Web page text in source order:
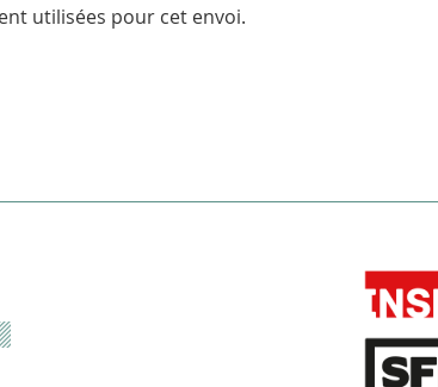
utilisées pour cet envoi.